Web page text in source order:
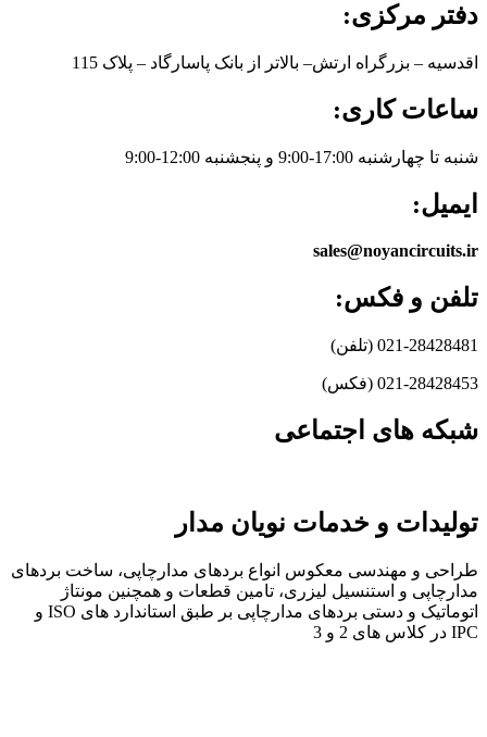
دفتر مرکزی:
اقدسیه – بزرگراه ارتش– بالاتر از بانک پاسارگاد – پلاک 115
ساعات کاری:
شنبه تا چهارشنبه 17:00-9:00 و پنجشنبه 12:00-9:00
ایمیل:
sales@noyancircuits.ir
تلفن و فکس:
021-28428481 (تلفن)
021-28428453 (فکس)
شبکه های اجتماعی
تولیدات و خدمات نویان مدار
طراحی و مهندسی معکوس انواع بردهای مدارچاپی، ساخت بردهای
مدارچاپی و استنسیل لیزری، تامین قطعات و همچنین مونتاژ
اتوماتیک و دستی بردهای مدارچاپی بر طبق استاندارد های ISO و
IPC در کلاس های 2 و 3